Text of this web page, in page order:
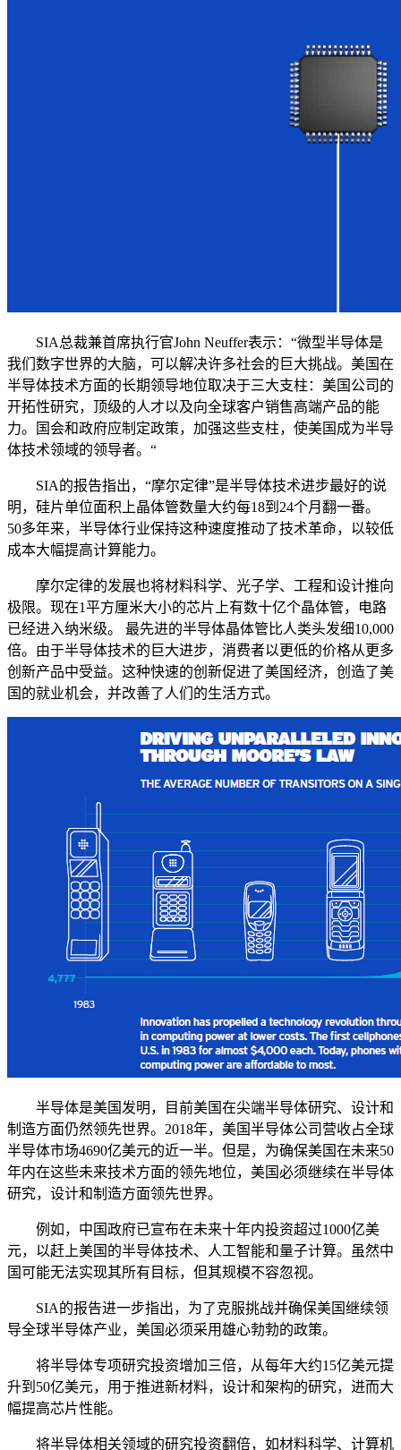
SIA总裁兼首席执行官John Neuffer表示：“微型半导体是
我们数字世界的大脑，可以解决许多社会的巨大挑战。美国在
半导体技术方面的长期领导地位取决于三大支柱：美国公司的
开拓性研究，顶级的人才以及向全球客户销售高端产品的能
力。国会和政府应制定政策，加强这些支柱，使美国成为半导
体技术领域的领导者。“
SIA的报告指出，“摩尔定律”是半导体技术进步最好的说
明，硅片单位面积上晶体管数量大约每18到24个月翻一番。
50多年来，半导体行业保持这种速度推动了技术革命，以较低
成本大幅提高计算能力。
摩尔定律的发展也将材料科学、光子学、工程和设计推向
极限。现在1平方厘米大小的芯片上有数十亿个晶体管，电路
已经进入纳米级。 最先进的半导体晶体管比人类头发细10,000
倍。由于半导体技术的巨大进步，消费者以更低的价格从更多
创新产品中受益。这种快速的创新促进了美国经济，创造了美
国的就业机会，并改善了人们的生活方式。
半导体是美国发明，目前美国在尖端半导体研究、设计和
制造方面仍然领先世界。2018年，美国半导体公司营收占全球
半导体市场4690亿美元的近一半。但是，为确保美国在未来50
年内在这些未来技术方面的领先地位，美国必须继续在半导体
研究，设计和制造方面领先世界。
例如，中国政府已宣布在未来十年内投资超过1000亿美
元，以赶上美国的半导体技术、人工智能和量子计算。虽然中
国可能无法实现其所有目标，但其规模不容忽视。
SIA的报告进一步指出，为了克服挑战并确保美国继续领
导全球半导体产业，美国必须采用雄心勃勃的政策。
将半导体专项研究投资增加三倍，从每年大约15亿美元提
升到50亿美元，用于推进新材料，设计和架构的研究，进而大
幅提高芯片性能。
将半导体相关领域的研究投资翻倍，如材料科学、计算机